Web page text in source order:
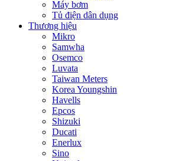
Máy bơm
Tủ điện dân dụng
Thương hiệu
Mikro
Samwha
Osemco
Luvata
Taiwan Meters
Korea Youngshin
Havells
Epcos
Shizuki
Ducati
Enerlux
Sino